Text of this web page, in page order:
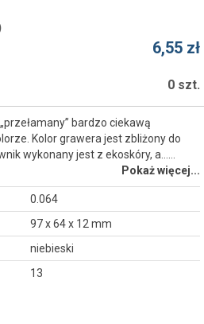
6,55 zł
0 szt.
bardzo ciekawą
Kolor grawera jest zbliżony do
wykonany jest z ekoskóry, a...…
Pokaż więcej...
0.064
97 x 64 x 12 mm
niebieski
13